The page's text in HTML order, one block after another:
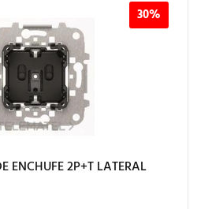
30%
ENCHUFE 2P+T LATERAL